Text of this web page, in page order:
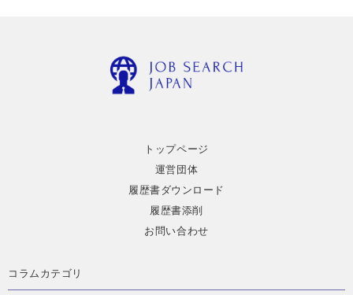
トップページ
運営団体
履歴書ダウンロード
履歴書添削
お問い合わせ
コラムカテゴリ